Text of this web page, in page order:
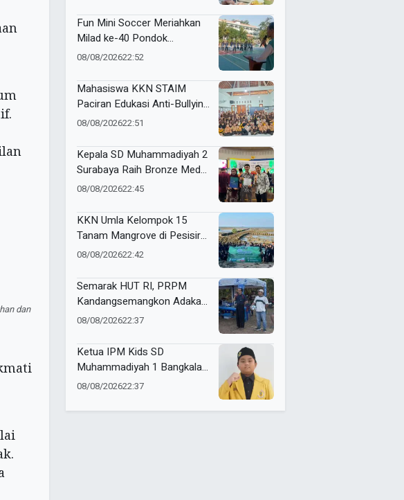
dan
Fun Mini Soccer Meriahkan
Milad ke-40 Pondok
Pesantren Al-Ishlah
08/08/202622:52
Mahasiswa KKN STAIM
Paciran Edukasi Anti-Bullying
di SDN Tamanprijek,
08/08/202622:51
Kepala SD Muhammadiyah 2
Surabaya Raih Bronze Medal
di ME Award 2026
08/08/202622:45
KKN Umla Kelompok 15
Tanam Mangrove di Pesisir
Tunggul, Dorong Warga Jaga
08/08/202622:42
Semarak HUT RI, PRPM
Kandangsemangkon Adakan
Liga Kemerdekaan 2026
08/08/202622:37
Ketua IPM Kids SD
Muhammadiyah 1 Bangkalan
Raih Gold Medal ME Award
08/08/202622:37